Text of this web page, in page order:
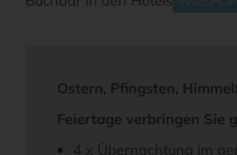
Ostern, Pfingsten,
Feiertage verbringen Sie
4 x Übernachtung im